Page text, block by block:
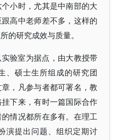
小时，尤其是中南部的大
高中老师差不多，这样的
的研究成效与质量。
验室为据点，由大教授带
、硕士生所组成的研究团
，凡参与者都可署名，教
下来，有时一篇国际合作
情况都所在多有。在理工
演提出问题、组织定期讨